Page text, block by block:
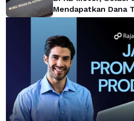
Mendapatkan Dana
Kehilangan